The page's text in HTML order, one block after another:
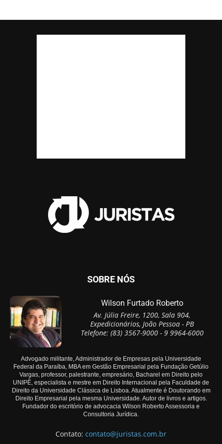
SOBRE NÓS
Wilson Furtado Roberto
Av. Júlia Freire, 1200, Sala 904,
Expedicionários, João Pessoa - PB
Telefone: (83) 3567-9000 - 9 9964-6000
Advogado militante, Administrador de Empresas pela Universidade
Federal da Paraíba, MBA em Gestão Empresarial pela Fundação Getúlio
Vargas, professor, palestrante, empresário, Bacharel em Direito pelo
UNIPÊ, especialista e mestre em Direito Internacional pela Faculdade de
Direito da Universidade Clássica de Lisboa. Atualmente é Doutorando em
Direito Empresarial pela mesma Universidade. Autor de livros e artigos.
Fundador do escritório de advocacia Wilson Roberto Assessoria e
Consultoria Jurídica.
Contato: contato@juristas.com.br